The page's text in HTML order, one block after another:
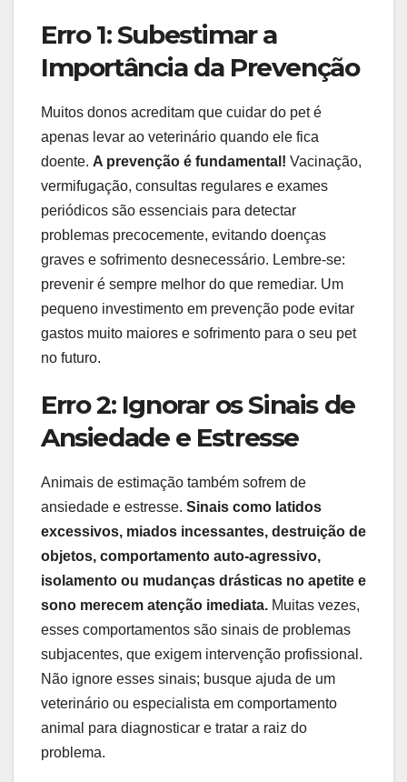
Erro 1: Subestimar a
Importância da Prevenção
Muitos donos acreditam que cuidar do pet é
apenas levar ao veterinário quando ele fica
doente. A prevenção é fundamental! Vacinação,
vermifugação, consultas regulares e exames
periódicos são essenciais para detectar
problemas precocemente, evitando doenças
graves e sofrimento desnecessário. Lembre-se:
prevenir é sempre melhor do que remediar. Um
pequeno investimento em prevenção pode evitar
gastos muito maiores e sofrimento para o seu pet
no futuro.
Erro 2: Ignorar os Sinais de
Ansiedade e Estresse
Animais de estimação também sofrem de
ansiedade e estresse. Sinais como latidos
excessivos, miados incessantes, destruição de
objetos, comportamento auto-agressivo,
isolamento ou mudanças drásticas no apetite e
sono merecem atenção imediata. Muitas vezes,
esses comportamentos são sinais de problemas
subjacentes, que exigem intervenção profissional.
Não ignore esses sinais; busque ajuda de um
veterinário ou especialista em comportamento
animal para diagnosticar e tratar a raiz do
problema.